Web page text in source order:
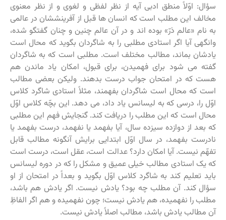
سؤال: اوّلاً منطق ادبی آیه از نظر لفظی و لغوی و از نظر معنوی
مخالف این مطلب است که انسان ها قبل از آفرینششان در عالمی
به نام «عالم ذرّ» بوده اند و در آن عالم چنین و چنان گفتگو شده،
وانگهی آیا اگر استادی مطلبی را به شاگردان بگوید که محال است
یادشان بماند، مطالب مختلف است. مطلبی است که به شاگردان
گفته می شود برای فهمیدن، برای قبول، امکان یاد ماندن هم
هست که در امتحان جواب درست بدهند. ولیکن بعضی مطالب
است که محال است شاگردان بفهمند، مثلاً استادی شاگرد کلاس
اوّل را، درسی که به لیسانس یاد داد، می دهد. این بچّه کلاس اوّل
محال است که این مطلب را دریافت کند. گنجایش فهم این مطلبی
که بعد از دوازده سیزده سال، آیا بفهمد یا نفهمد، درست بفهمد یا
نادرست بفهمد، در سال اوّل ابتدایی برایش آنگونه مطالب قابل
تفهّم نیست. آیا امکان دارد؟ عدالت است، عقل است، درست است
که یک استادی مطالب خیلی عمیق و مشکل را که در دوره لیسانس
باید تعلیم کند به شاگرد کلاس اوّل بگوید و بعداً در امتحان از او
سؤال کند. آن مطلب چه بود؟ یادش نیست. اگر یادش هم باشد،
مطلب را نفهمیده، هم یادش نیست؛ چون نفهمیده و هم اگر الفاظِ
آن مطالب یادش باشد، مطالب اصلاً یادش نیست.